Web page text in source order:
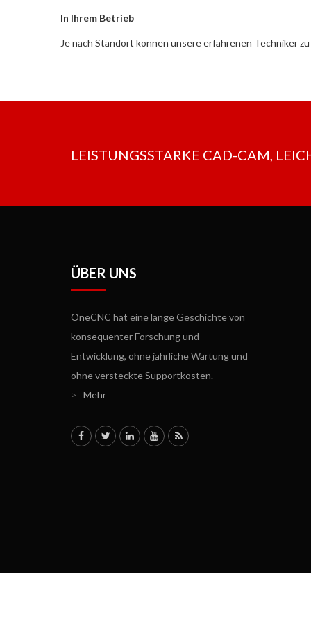
In Ihrem Betrieb
Je nach Standort können unsere erfahrenen Techniker
LEISTUNGSSTARKE CAD-CAM,
ÜBER UNS
OneCNC hat eine lange Geschichte von
konsequenter Forschung und
Entwicklung, ohne jährliche Wartung und
ohne versteckte Supportkosten.
>
Mehr